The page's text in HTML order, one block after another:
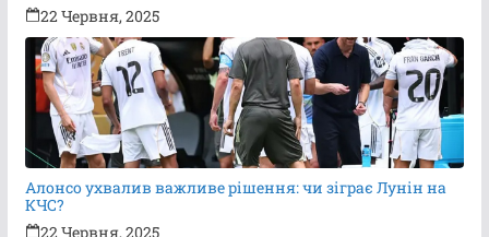
22 Червня, 2025
Алонсо ухвалив важливе рішення: чи зіграє Лунін на
КЧС?
22 Червня, 2025